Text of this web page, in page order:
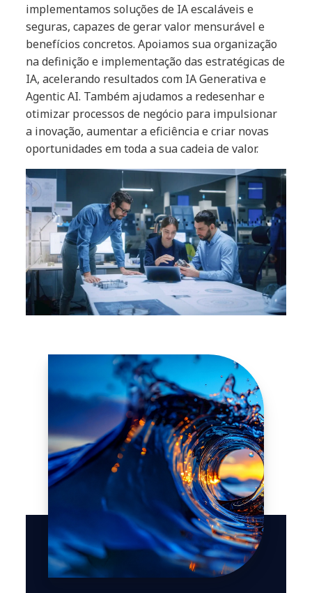
implementamos soluções de IA escaláveis e
seguras, capazes de gerar valor mensurável e
benefícios concretos. Apoiamos sua organização
na definição e implementação das estratégicas de
IA, acelerando resultados com IA Generativa e
Agentic AI. Também ajudamos a redesenhar e
otimizar processos de negócio para impulsionar
a inovação, aumentar a eficiência e criar novas
oportunidades em toda a sua cadeia de valor.